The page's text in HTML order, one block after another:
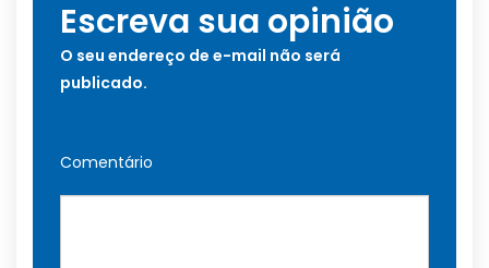
Escreva sua opinião
O seu endereço de e-mail não será
publicado.
Comentário